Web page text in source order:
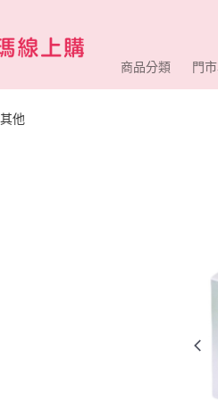
商品分類 門
其他